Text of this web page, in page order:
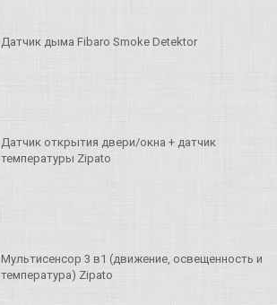
Датчик дыма Fibaro Smoke Detektor
Датчик открытия двери/окна + датчик
температуры Zipato
Мультисенсор 3 в1 (движение, освещенность и
температура) Zipato